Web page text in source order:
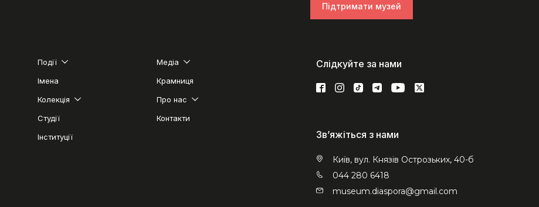
Підтримати музей
Події
Імена
Колекція
Студії
Інституції
Медіа
Крамниця
Про нас
Контакти
Слідкуйте за нами
Зв’яжіться з нами
Київ, вул. Князів Острозьких, 40-б
044 280 6418
museum.diaspora@gmail.com